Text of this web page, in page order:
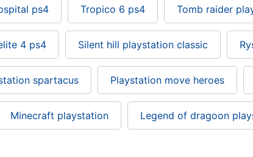
ps4 Tropico 6 ps4 Tomb raider
4 ps4 Silent hill playstation classic
spartacus Playstation move heroes
Minecraft playstation Legend of dragoon